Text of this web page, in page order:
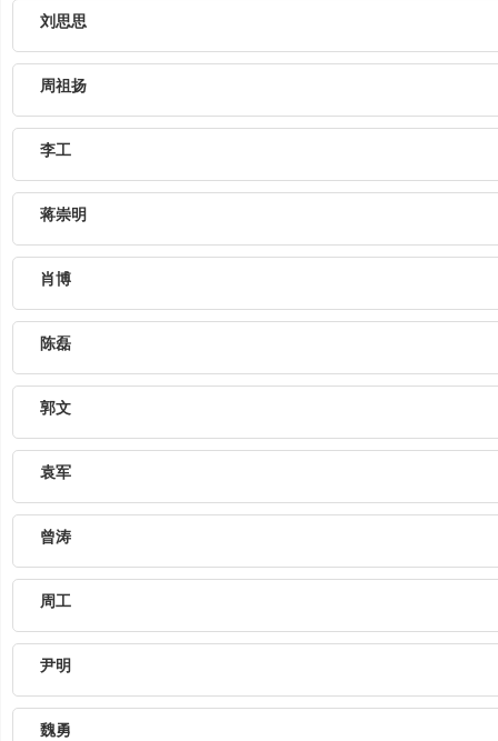
刘思思
周祖扬
李工
蒋崇明
肖博
陈磊
郭文
袁军
曾涛
周工
尹明
魏勇